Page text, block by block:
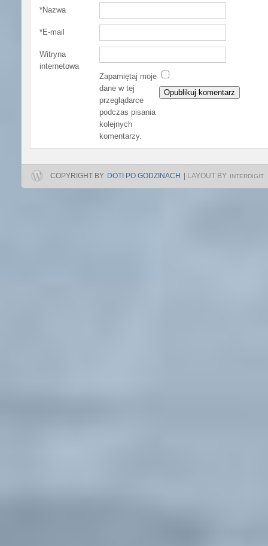
Nazwa
*
E-mail
*
Witryna
internetowa
Zapamiętaj moje
dane w tej
przeglądarce
podczas pisania
kolejnych
komentarzy.
COPYRIGHT BY DOTI PO GODZINACH LAYOUT BY INTERDIGIT